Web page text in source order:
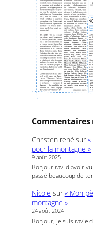
Commentaires
Christen rené sur
pour la montagne »
9 août 2025
Bonjour ravi d avoir
passé beaucoup de
Nicole sur« Mon
montagne »
24 août 2024
Bonjour, je suis ravie